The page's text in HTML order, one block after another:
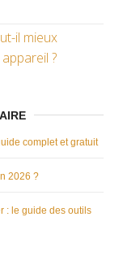
il mieux
?
complet et gratuit
2026 ?
: le guide des outils